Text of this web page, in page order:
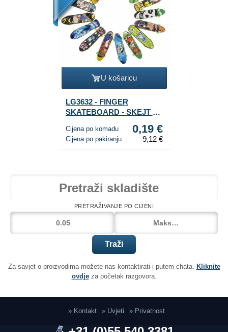
U košaricu
LG3632 - FINGER
SKATEBOARD - SKEJT ZA
Cijena po komadu 0,19 €
Cijena po pakiranju 9,12 €
PRETRAŽIVANJE PO CIJENI
Traži
Za savjet o proizvodima možete nas kontaktirati i putem chata.
Kliknite
ovdjeza početak razgovora.
» Kontakt » Uvjeti » Privatnost